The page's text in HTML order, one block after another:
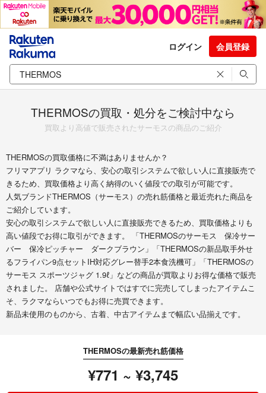
ログイン 会員登録
THERMOSの買取・処分をご検討中なら
買取より高値で販売されたサーモスの商品のご紹介
THERMOSの買取価格に不満はありませんか？
フリマアプリ ラクマなら、安心の取引システムで欲しい人に直接販売で
きるため、買取価格より高く納得のいく値段での取引が可能です。
人気ブランドTHERMOS（サーモス）の売れ筋価格と最近売れた商品を
ご紹介しています。
安心の取引システムで欲しい人に直接販売できるため、買取価格よりも
高い値段でお得に取引ができます。 「THERMOSのサーモス 保冷サー
バー 保冷ピッチャー ダークブラウン」「THERMOSの新品取手外せ
るフライパン9点セットIH対応グレー替手2本食洗機可」「THERMOSの
サーモス スポーツジャグ 1.9ℓ」などの商品が買取よりお得な価格で販売
されました。 店舗や公式サイトではすでに完売してしまったアイテムこ
そ、ラクマならいつでもお得に売買できます。
新品未使用のものから、古着、中古アイテムまで幅広い品揃えです。
THERMOSの最新売れ筋価格
¥771 ~ ¥3,745